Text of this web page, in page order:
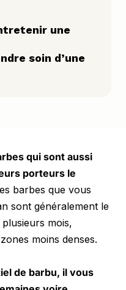
une
soin d’une
qui sont aussi
porteurs le
barbes que vous
sont généralement le
mois,
moins denses.
de barbu, il vous